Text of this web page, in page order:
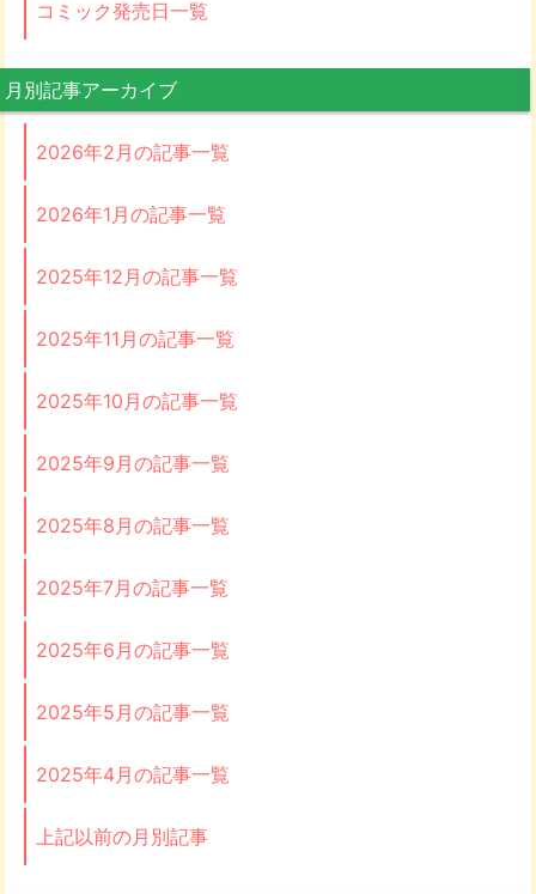
コミック発売日一覧
月別記事アーカイブ
2026年2月の記事一覧
2026年1月の記事一覧
2025年12月の記事一覧
2025年11月の記事一覧
2025年10月の記事一覧
2025年9月の記事一覧
2025年8月の記事一覧
2025年7月の記事一覧
2025年6月の記事一覧
2025年5月の記事一覧
2025年4月の記事一覧
上記以前の月別記事